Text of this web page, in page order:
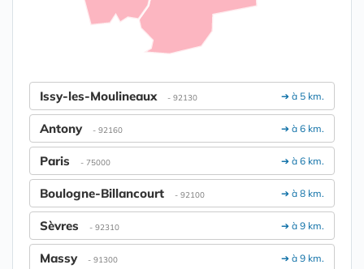
➔ à 5 km.
Issy-les-Moulineaux - 92130
➔ à 6 km.
Antony - 92160
➔ à 6 km.
Paris - 75000
➔ à 8 km.
Boulogne-Billancourt - 92100
➔ à 9 km.
Sèvres - 92310
➔ à 9 km.
Massy - 91300